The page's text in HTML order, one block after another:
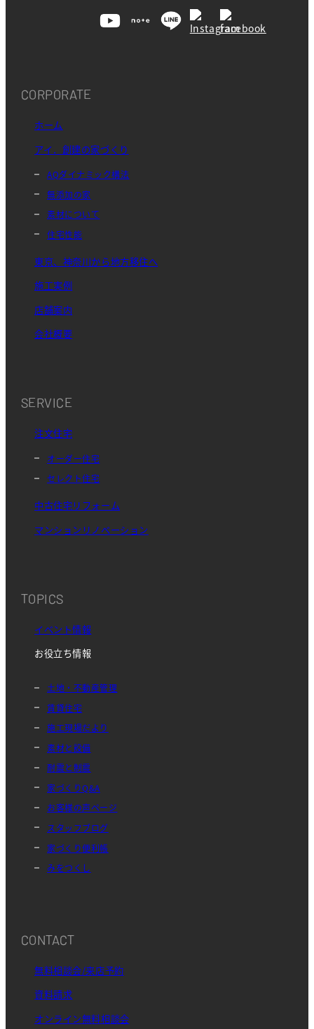
CORPORATE
ホーム
アイ．創建の家づくり
AQダイナミック構法
無添加の家
素材について
住宅性能
東京、神奈川から地方移住へ
施工実例
店舗案内
会社概要
SERVICE
注文住宅
オーダー住宅
セレクト住宅
中古住宅リフォーム
マンションリノベーション
TOPICS
イベント情報
お役立ち情報
土地・不動産管理
賃貸住宅
施工現場だより
素材と設備
耐震と制震
家づくりQ&A
お客様の声ページ
スタッフブログ
家づくり便利帳
みをつくし
CONTACT
無料相談会/来店予約
資料請求
オンライン無料相談会